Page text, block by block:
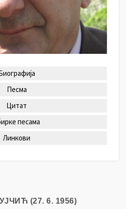
Песма
Цитат
песама
Линкови
(27. 6. 1956)